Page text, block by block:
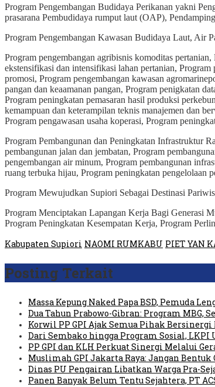
Program Pengembangan Budidaya Perikanan yakni
prasarana Pembudidaya rumput laut (OAP),
Program Pengembangan Kawasan Budidaya Laut, Air
Program pengembangan agribisnis komoditas
ekstensifikasi dan intensifikasi lahan pertanian, Program
promosi, Program pengembangan kawasan
pangan dan keaamanan pangan, Program penigkatan
Program peningkatan pemasaran hasil produksi
kemampuan dan keterampilan teknis manajemen dan
Program pengawasan usaha koperasi, Program
Program Pembangunan dan Peningkatan Infrastruktur
pembangunan jalan dan jembatan, Program
pengembangan air minum, Program pembangunan
ruang terbuka hijau, Program peningkatan pengelolaan
Program Mewujudkan Supiori Sebagai Destinasi
Program Menciptakan Lapangan Kerja Bagi Generasi
Program Peningkatan Kesempatan Kerja, Program
Kabupaten Supiori NAOMI RUMKABU PIET YAN
Posting Terkait
Massa Kepung Naked Papa BSD, Pemuda
Dua Tahun Prabowo-Gibran: Program MBG,
Korwil PP GPI Ajak Semua Pihak
Dari Sembako hingga Program Sosial, LKPI
PP GPI dan KLH Perkuat Sinergi Melalui
Muslimah GPI Jakarta Raya: Jangan
Dinas PU Pengairan Libatkan Warga Pra-
Panen Banyak Belum Tentu Sejahtera, PT